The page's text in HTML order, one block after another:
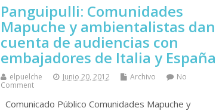
Panguipulli: Comunidades
Mapuche y ambientalistas dan
cuenta de audiencias con
embajadores de Italia y España
elpuelche Junio 20, 2012 Archivo
No
Comment
Comunicado Público Comunidades Mapuche y